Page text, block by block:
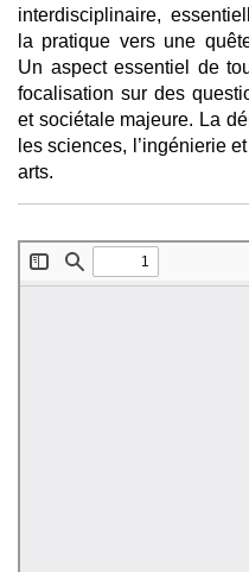
interdisciplinaire,
la pratique vers une
Un aspect essentiel de
focalisation sur des
et sociétale majeure. La
les sciences, l’ingénierie
arts.